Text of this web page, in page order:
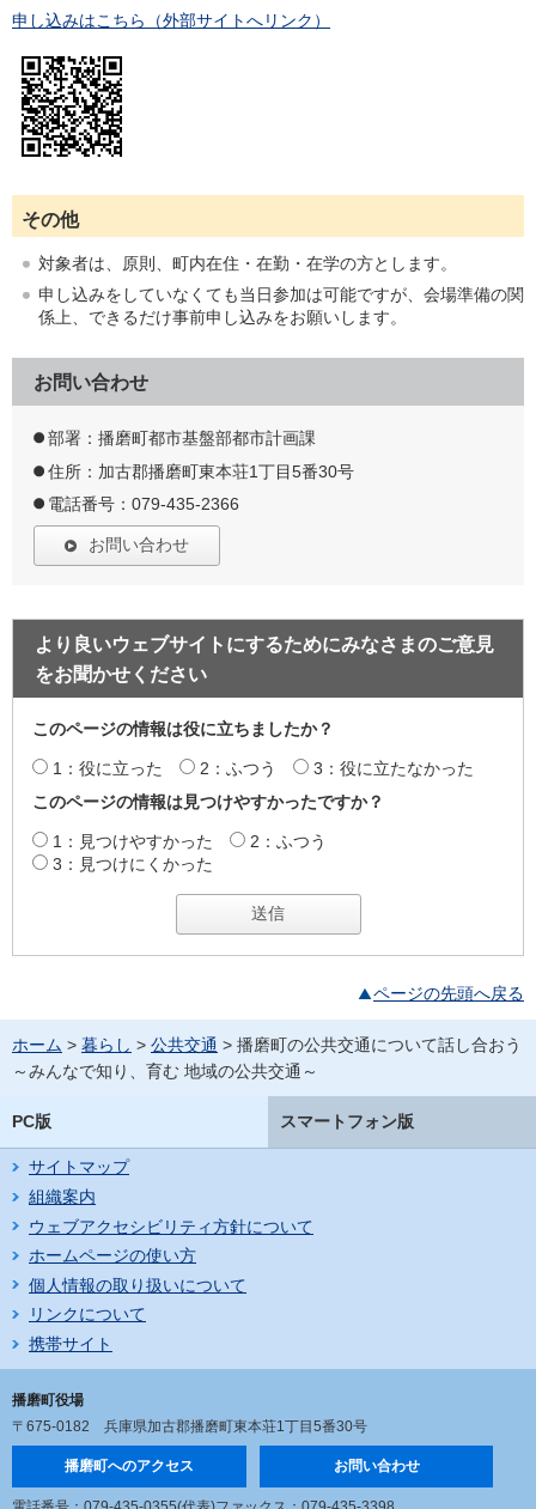
申し込みはこちら（外部サイトへリンク）
その他
対象者は、原則、町内在住・在勤・在学の方とします。
申し込みをしていなくても当日参加は可能ですが、会場準備の関
係上、できるだけ事前申し込みをお願いします。
お問い合わせ
部署：播磨町都市基盤部都市計画課
住所：加古郡播磨町東本荘1丁目5番30号
電話番号：079-435-2366
お問い合わせ
より良いウェブサイトにするためにみなさまのご意見
をお聞かせください
このページの情報は役に立ちましたか？
1：役に立った 2：ふつう
3：役に立たなかった
このページの情報は見つけやすかったですか？
1：見つけやすかった
2：ふつう
3：見つけにくかった
ページの先頭へ戻る
ホーム > 暮らし > 公共交通 > 播磨町の公共交通について話し合おう
～みんなで知り、育む 地域の公共交通～
PC版 スマートフォン版
サイトマップ
組織案内
ウェブアクセシビリティ方針について
ホームページの使い方
個人情報の取り扱いについて
リンクについて
携帯サイト
播磨町役場
〒675-0182 兵庫県加古郡播磨町東本荘1丁目5番30号
播磨町へのアクセス お問い合わせ